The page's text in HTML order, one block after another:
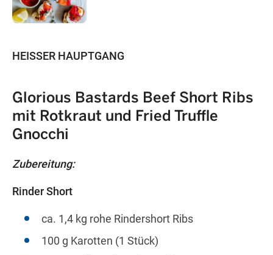
HEISSER HAUPTGANG
Glorious Bastards Beef Short Ribs
mit Rotkraut und Fried Truffle
Gnocchi
Zubereitung:
Rinder Short
ca. 1,4 kg rohe Rindershort Ribs
100 g Karotten (1 Stück)